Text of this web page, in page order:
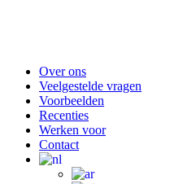
Over ons
Veelgestelde vragen
Voorbeelden
Recenties
Werken voor
Contact